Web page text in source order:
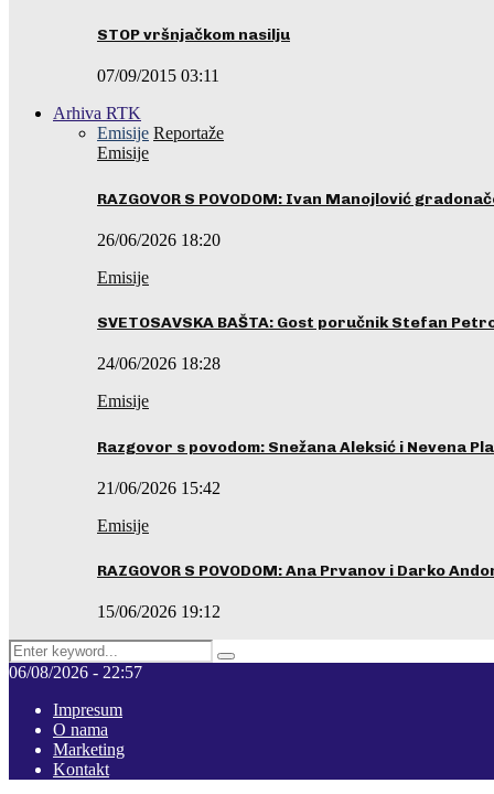
STOP vršnjačkom nasilju
07/09/2015 03:11
Arhiva RTK
Emisije Reportaže
Emisije
RAZGOVOR S POVODOM: Ivan Manojlović
26/06/2026 18:20
Emisije
SVETOSAVSKA BAŠTA: Gost poručnik Stefan
24/06/2026 18:28
Emisije
Razgovor s povodom: Snežana Aleksić i Nevena
21/06/2026 15:42
Emisije
RAZGOVOR S POVODOM: Ana Prvanov i Darko
15/06/2026 19:12
Search
for:
Pretraga
06/08/2026 - 22:57
Impresum
O nama
Marketing
Kontakt